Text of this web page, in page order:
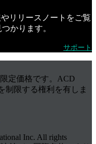
リリースノートをご覧
かります。
サポート
定価格です。ACD
制限する権利を有しま
Inc. All rights